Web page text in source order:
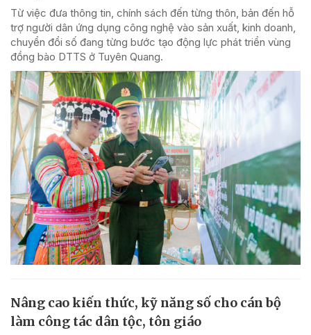
Từ việc đưa thông tin, chính sách đến từng thôn, bản đến hỗ
trợ người dân ứng dụng công nghệ vào sản xuất, kinh doanh,
chuyển đổi số đang từng bước tạo động lực phát triển vùng
đồng bào DTTS ở Tuyên Quang.
Nâng cao kiến thức, kỹ năng số cho cán bộ
làm công tác dân tộc, tôn giáo